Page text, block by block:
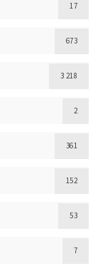
17
673
3 218
2
361
152
53
7